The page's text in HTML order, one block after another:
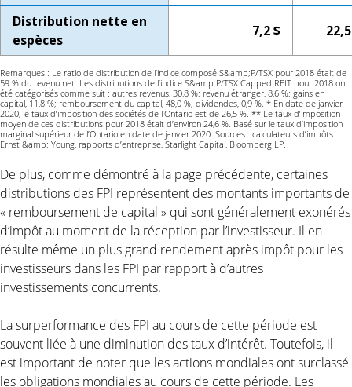
Distribution nette en
espèces
7,2 $
Remarques : Le ratio de distribution de l’indice composé S&amp;P/TSX pour 2018 était de
59 % du revenu net. Les distributions de l’indice S&amp;P/TSX Capped REIT pour 2018 ont
été catégorisés comme suit : autres revenus, 30,8 %; revenu étranger, 8,6 %; gains en
capital, 11,8 %; remboursement du capital, 48,0 %; dividendes, 0,9 %. * En date de janvier
2020, le taux d’imposition des sociétés de l’Ontario est de 26,5 %. ** Le taux d’imposition
moyen de ces distributions pour 2018 était d’environ 24,6 %. Basé sur le taux d’imposition
marginal supérieur de l’Ontario en date de janvier 2020. Sources : calculateurs d’impôts
Ernst &amp; Young, rapports d’entreprise, Starlight Capital, Bloomberg LP.
De plus, comme démontré à la page précédente, certaines
distributions des FPI représentent des montants importants de
« remboursement de capital » qui sont généralement exonérés
d’impôt au moment de la réception par l’investisseur. Il en
résulte même un plus grand rendement après impôt pour les
investisseurs dans les FPI par rapport à d’autres
investissements concurrents.
La surperformance des FPI au cours de cette période est
souvent liée à une diminution des taux d’intérêt. Toutefois, il
est important de noter que les actions mondiales ont surclassé
les obligations mondiales au cours de cette période. Les